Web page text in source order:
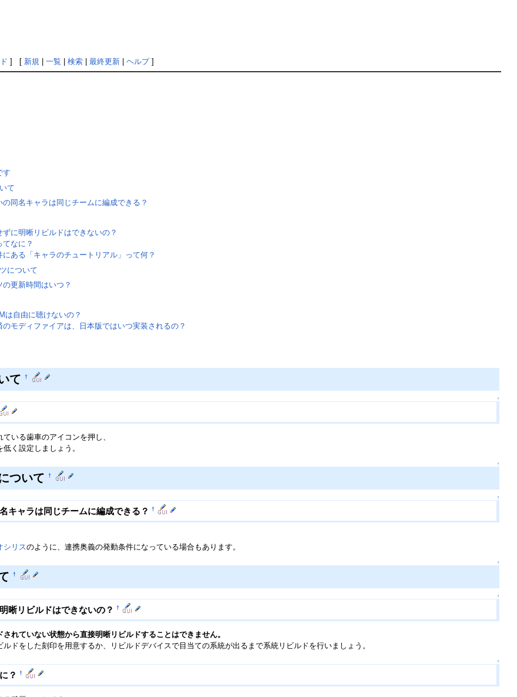
] [ 新規| 一覧 検索| 最終更新| ヘルプ]
す
て
の同名キャラは同じチームに編成できる？
ずに明晰リビルドはできないの？
てなに？
ある「キャラのチュートリアル」って何？
について
更新時間はいつ？
は自由に聴けないの？
のモディファイアは、日本版ではいつ実装されるの？
て †
↑
いる歯車のアイコンを押し、
く設定しましょう。
↑
ついて †
↑
キャラは同じチームに編成できる？†
シリスのように、連携奥義の発動条件になっている場合もあります。
↑
†
↑
晰リビルドはできないの？†
されていない状態から直接明晰リビルドすることはできません。
ドをした刻印を用意するか、リビルドデバイスで目当ての系統が出るまで系統リビルドを行いましょう。
↑
？†